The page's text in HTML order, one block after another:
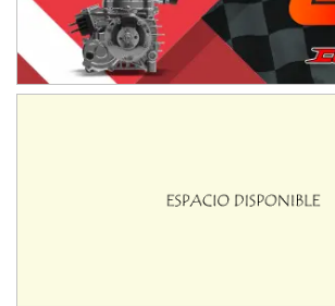
TUCUMANO - F5
Juan Navarro (Asfalto)
El Timbó (Tucumán)